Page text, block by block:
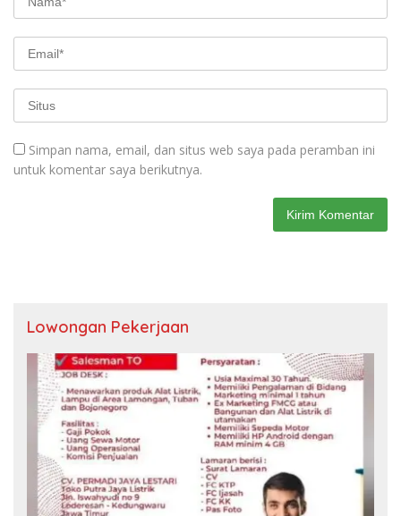
Simpan nama, email, dan situs web saya pada peramban ini
untuk komentar saya berikutnya.
Lowongan Pekerjaan